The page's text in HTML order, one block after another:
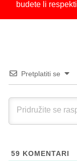
budete li
Pretplatiti se
59 KOMENTARI